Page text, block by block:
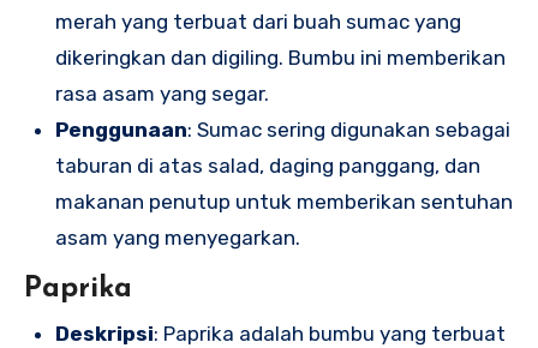
merah yang terbuat dari buah sumac yang
dikeringkan dan digiling. Bumbu ini memberikan
rasa asam yang segar.
Penggunaan: Sumac sering digunakan sebagai
taburan di atas salad, daging panggang, dan
makanan penutup untuk memberikan sentuhan
asam yang menyegarkan.
Paprika
Deskripsi: Paprika adalah bumbu yang terbuat